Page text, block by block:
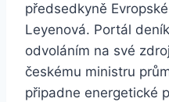
předsedkyně
Leyenová. Portál
odvoláním na své
českému ministru
připadne energetické